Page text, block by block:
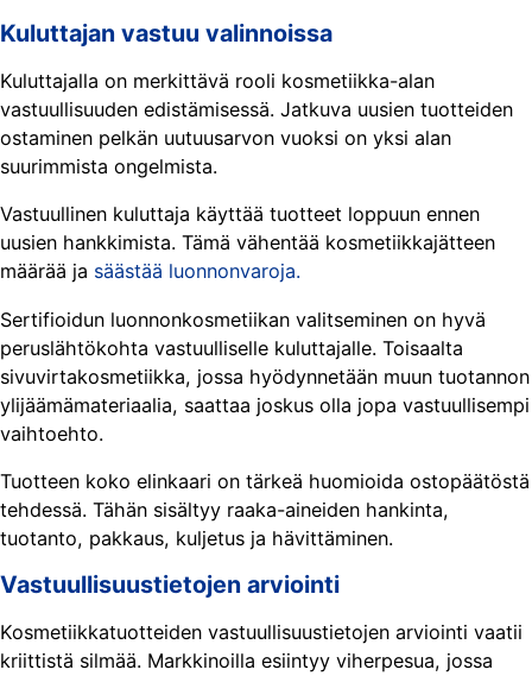
Kuluttajan vastuu valinnoissa
Kuluttajalla on merkittävä rooli kosmetiikka-alan
vastuullisuuden edistämisessä. Jatkuva uusien tuotteiden
ostaminen pelkän uutuusarvon vuoksi on yksi alan
suurimmista ongelmista.
Vastuullinen kuluttaja käyttää tuotteet loppuun ennen
uusien hankkimista. Tämä vähentää kosmetiikkajätteen
määrää ja säästää luonnonvaroja.
Sertifioidun luonnonkosmetiikan valitseminen on hyvä
peruslähtökohta vastuulliselle kuluttajalle. Toisaalta
sivuvirtakosmetiikka, jossa hyödynnetään muun tuotannon
ylijäämämateriaalia, saattaa joskus olla jopa vastuullisempi
vaihtoehto.
Tuotteen koko elinkaari on tärkeä huomioida ostopäätöstä
tehdessä. Tähän sisältyy raaka-aineiden hankinta,
tuotanto, pakkaus, kuljetus ja hävittäminen.
Vastuullisuustietojen arviointi
Kosmetiikkatuotteiden vastuullisuustietojen arviointi vaatii
kriittistä silmää. Markkinoilla esiintyy viherpesua, jossa